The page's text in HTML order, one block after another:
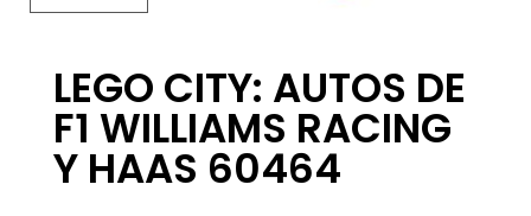
LEGO CITY: AUTOS DE
F1 WILLIAMS RACING
Y HAAS 60464